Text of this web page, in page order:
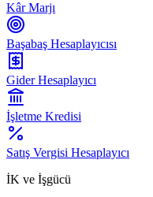
Kâr Marjı
Başabaş Hesaplayıcısı
Gider Hesaplayıcı
İşletme Kredisi
Satış Vergisi Hesaplayıcı
İK ve İşgücü